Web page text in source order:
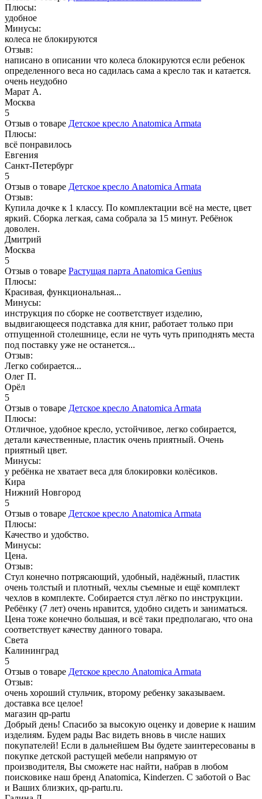
Плюсы:
удобное
Минусы:
колеса не блокируются
Отзыв:
написано в описании что колеса блокируются если ребенок
определенного веса но садилась сама а кресло так и катается.
очень неудобно
Марат А.
Москва
5
Отзыв о товаре Детское кресло Anatomica Armata
Плюсы:
всё понравилось
Евгения
Санкт-Петербург
5
Отзыв о товаре Детское кресло Anatomica Armata
Отзыв:
Купила дочке к 1 классу. По комплектации всё на месте, цвет
яркий. Сборка легкая, сама собрала за 15 минут. Ребёнок
доволен.
Дмитрий
Москва
5
Отзыв о товаре Растущая парта Anatomica Genius
Плюсы:
Красивая, функциональная...
Минусы:
инструкция по сборке не соответствует изделию,
выдвигающееся подставка для книг, работает только при
отпущенной столешнице, если не чуть чуть приподнять места
под поставку уже не останется...
Отзыв:
Легко собирается...
Олег П.
Орёл
5
Отзыв о товаре Детское кресло Anatomica Armata
Плюсы:
Отличное, удобное кресло, устойчивое, легко собирается,
детали качественные, пластик очень приятный. Очень
приятный цвет.
Минусы:
у ребёнка не хватает веса для блокировки колёсиков.
Кира
Нижний Новгород
5
Отзыв о товаре Детское кресло Anatomica Armata
Плюсы:
Качество и удобство.
Минусы:
Цена.
Отзыв:
Стул конечно потрясающий, удобный, надёжный, пластик
очень толстый и плотный, чехлы съемные и ещё комплект
чехлов в комплекте. Собирается стул лёгко по инструкции.
Ребёнку (7 лет) очень нравится, удобно сидеть и заниматься.
Цена тоже конечно большая, и всё таки предполагаю, что она
соответствует качеству данного товара.
Света
Калининград
5
Отзыв о товаре Детское кресло Anatomica Armata
Отзыв:
очень хороший стульчик, второму ребенку заказываем.
доставка все целое!
магазин qp-partu
Добрый день! Спасибо за высокую оценку и доверие к нашим
изделиям. Будем рады Вас видеть вновь в числе наших
покупателей! Если в дальнейшем Вы будете заинтересованы в
покупке детской растущей мебели напрямую от
производителя, Вы сможете нас найти, набрав в любом
поисковике наш бренд Anatomica, Kinderzen. С заботой о Вас
и Ваших близких, qp-partu.ru.